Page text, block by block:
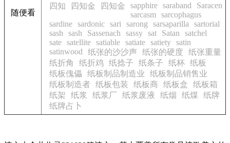
随便看
四知
四知金 四知金 sapphire saraband
Saracen
sarcasm
sarcophagus
sardine sardonic sari sarong sarsaparilla
sartorial
sash
sash Sassenach sassy sat Satan
satchel
sate satellite satiable satiate satiety satin
satinwood
纸张的沙沙声 纸张的硬度
纸张重量
纸折角
纸折鸡 纸捻子 纸条子 纸杯 纸板
纸板傀儡
纸板制品制造业
纸板制品销售业
纸板制造者
纸板包装 纸板商 纸板盒
纸板箱
纸架
纸浆 纸浆厂 纸浆废液 纸烟 纸煤 纸牌
纸牌占卜